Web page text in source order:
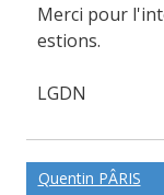
Merci pour
estions.
LGDN
Quentin PÂRIS